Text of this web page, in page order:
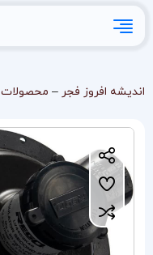
اندیشه افروز فجر – محصولات